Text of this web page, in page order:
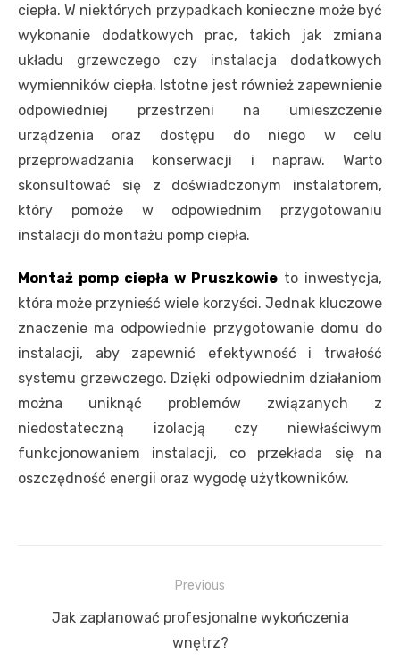
ciepła. W niektórych przypadkach konieczne może być
wykonanie dodatkowych prac, takich jak zmiana
układu grzewczego czy instalacja dodatkowych
wymienników ciepła. Istotne jest również zapewnienie
odpowiedniej przestrzeni na umieszczenie
urządzenia oraz dostępu do niego w celu
przeprowadzania konserwacji i napraw. Warto
skonsultować się z doświadczonym instalatorem,
który pomoże w odpowiednim przygotowaniu
instalacji do montażu pomp ciepła.
Montaż pomp ciepła w Pruszkowie to inwestycja,
która może przynieść wiele korzyści. Jednak kluczowe
znaczenie ma odpowiednie przygotowanie domu do
instalacji, aby zapewnić efektywność i trwałość
systemu grzewczego. Dzięki odpowiednim działaniom
można uniknąć problemów związanych z
niedostateczną izolacją czy niewłaściwym
funkcjonowaniem instalacji, co przekłada się na
oszczędność energii oraz wygodę użytkowników.
wpisu
Previous
Previous
Jak zaplanować profesjonalne wykończenia
wnętrz?